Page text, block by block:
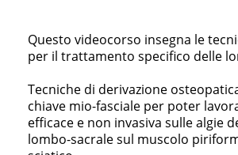
Questo videocorso insegna le
per il trattamento specifico delle
Tecniche di derivazione
chiave mio-fasciale per poter
efficace e non invasiva sulle algie
lombo-sacrale sul muscolo